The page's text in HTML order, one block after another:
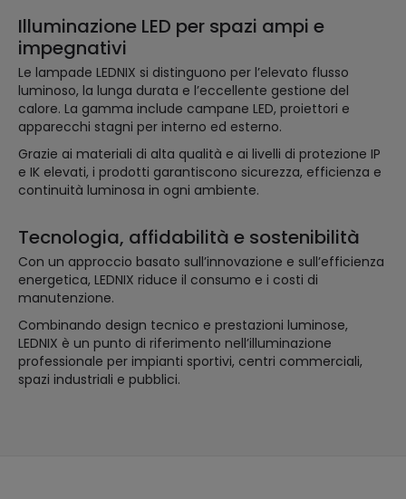
Illuminazione LED per spazi ampi e
impegnativi
Le lampade LEDNIX si distinguono per l’elevato flusso
luminoso, la lunga durata e l’eccellente gestione del
calore. La gamma include campane LED, proiettori e
apparecchi stagni per interno ed esterno.
Grazie ai materiali di alta qualità e ai livelli di protezione IP
e IK elevati, i prodotti garantiscono sicurezza, efficienza e
continuità luminosa in ogni ambiente.
Tecnologia, affidabilità e sostenibilità
Con un approccio basato sull’innovazione e sull’efficienza
energetica, LEDNIX riduce il consumo e i costi di
manutenzione.
Combinando design tecnico e prestazioni luminose,
LEDNIX è un punto di riferimento nell’illuminazione
professionale per impianti sportivi, centri commerciali,
spazi industriali e pubblici.